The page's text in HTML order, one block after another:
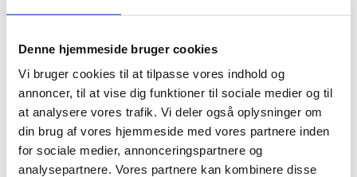
Denne hjemmeside bruger cookies
Vi bruger cookies til at tilpasse vores indhold og
annoncer, til at vise dig funktioner til sociale medier og til
at analysere vores trafik. Vi deler også oplysninger om
din brug af vores hjemmeside med vores partnere inden
for sociale medier, annonceringspartnere og
analysepartnere. Vores partnere kan kombinere disse
Denne begivenhed er allerede
afholdt.